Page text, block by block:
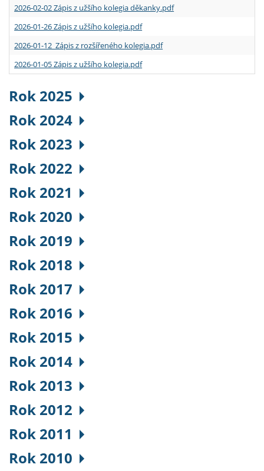
2026-02-02 Zápis z užšího kolegia děkanky.pdf
2026-01-26 Zápis z užšího kolegia.pdf
2026-01-12 Zápis z rozšířeného kolegia.pdf
2026-01-05 Zápis z užšího kolegia.pdf
Rok 2025
Rok 2024
Rok 2023
Rok 2022
Rok 2021
Rok 2020
Rok 2019
Rok 2018
Rok 2017
Rok 2016
Rok 2015
Rok 2014
Rok 2013
Rok 2012
Rok 2011
Rok 2010